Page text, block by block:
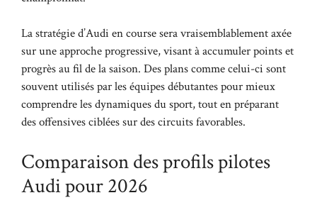
La stratégie d’Audi en course sera vraisemblablement axée
sur une approche progressive, visant à accumuler points et
progrès au fil de la saison. Des plans comme celui-ci sont
souvent utilisés par les équipes débutantes pour mieux
comprendre les dynamiques du sport, tout en préparant
des offensives ciblées sur des circuits favorables.
Comparaison des profils pilotes
Audi pour 2026